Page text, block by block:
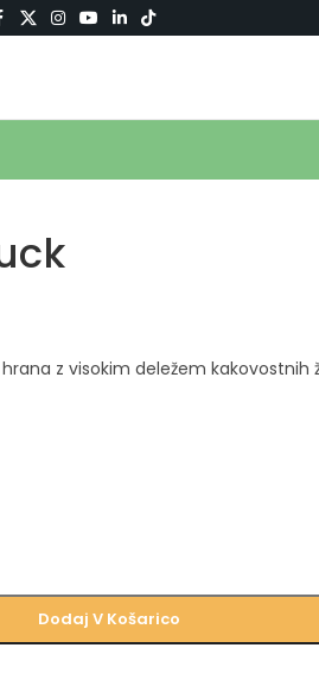
z visokim deležem kakovostnih
Dodaj V Košarico